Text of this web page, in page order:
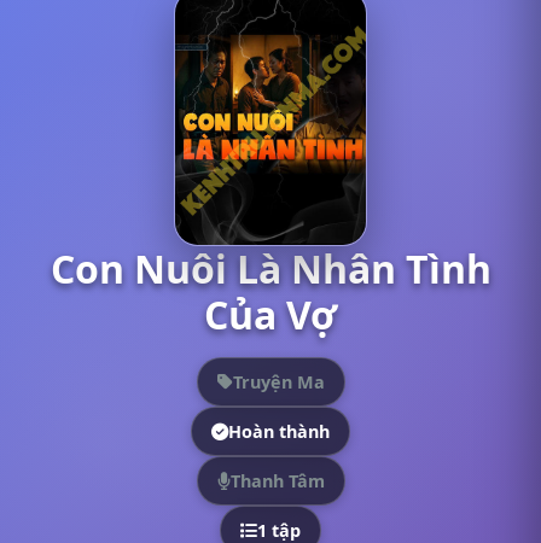
Con Nuôi Là Nhân Tình
Của Vợ
Truyện Ma
Hoàn thành
Thanh Tâm
1 tập